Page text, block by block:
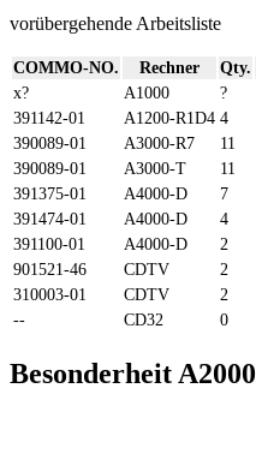
vorübergehende Arbeitsliste
COMMO-NO. Rechner Qty.
x?
A1000 ?
391142-01
A1200-R1D4 4
390089-01
A3000-R7 11
390089-01
A3000-T 11
391375-01
A4000-D 7
391474-01
A4000-D 4
391100-01
A4000-D 2
901521-46
CDTV 2
310003-01
CDTV 2
--
CD32 0
Besonderheit A2000